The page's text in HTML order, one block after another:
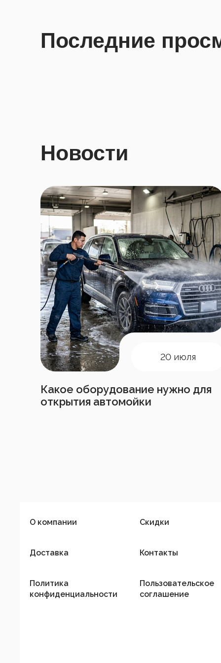
Последние
Новости
20 июля
Какое оборудование нужно для
открытия автомойки
О компании Скидки
Доставка Контакты
Политика
конфиденциальности
Пользовательское
соглашение